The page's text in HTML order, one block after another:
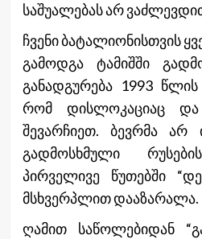
საშუალებას არ
ჩვენი ბატალიონისთვის
გამოდგა ტამიშში
განადგურება 1993
რომ დისლოკაციაც და
შევარჩიეთ. ბევრმა არ
გადმოსხმული
პირველივე წუთებში
მსხვერპლით დააზარალა.
ღამით საწოლებიდან